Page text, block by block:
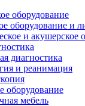
оборудование
оборудование и
и акушерское
диагностика
и реанимация
оборудование
мебель